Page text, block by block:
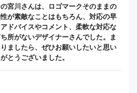
宮川さんは、ロゴマークそのままの
が素敵なことはもちろん、対応の早
ドバイスやコメント、柔軟な対応な
所がないデザイナーさんでした。ま
ましたら、ぜひお願いしたいと思い
とうございました。